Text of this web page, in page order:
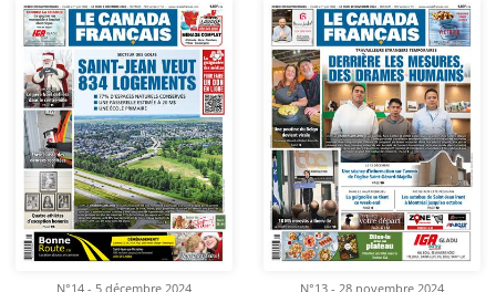
N°14 - 5 décembre 2024 N°13 - 28 novembre 2024